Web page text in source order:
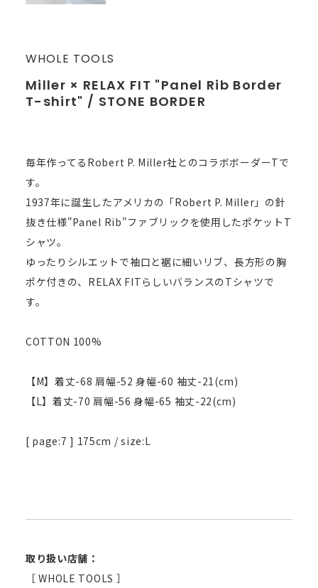
WHOLE TOOLS
Miller × RELAX FIT "Panel Rib Border
T-shirt" / STONE BORDER
毎年作ってるRobert P. Miller社とのコラボボーダーTで
す。
1937年に誕生したアメリカの「Robert P. Miller」の針
抜き仕様"Panel Rib"ファブリックを使用したポケットT
シャツ。
ゆったりシルエットで袖口と裾に細いリブ、長方形の胸
ポケ付きの、RELAX FITらしいバランスのTシャツで
す。
COTTON 100%
【M】着丈-68 肩幅-52 身幅-60 袖丈-21(cm)
【L】着丈-70 肩幅-56 身幅-65 袖丈-22(cm)
[ page:7 ] 175cm / size:L
取り扱い店舗：
［ WHOLE TOOLS ］